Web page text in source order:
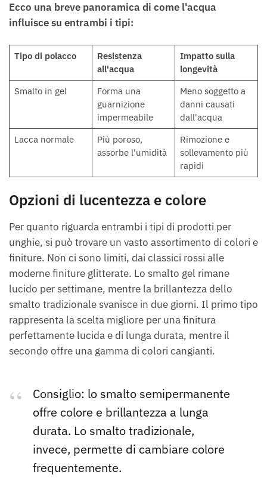
Ecco una breve panoramica di come l'acqua
influisce su entrambi i tipi:
Tipo di polacco
Resistenza
all'acqua
Impatto sulla
longevità
Smalto in gel
Forma una
guarnizione
impermeabile
Meno soggetto a
danni causati
dall'acqua
Lacca normale
Più poroso,
assorbe l'umidità
Rimozione e
sollevamento più
rapidi
Opzioni di lucentezza e colore
Per quanto riguarda entrambi i tipi di prodotti per
unghie, si può trovare un vasto assortimento di colori e
finiture. Non ci sono limiti, dai classici rossi alle
moderne finiture glitterate. Lo smalto gel rimane
lucido per settimane, mentre la brillantezza dello
smalto tradizionale svanisce in due giorni. Il primo tipo
rappresenta la scelta migliore per una finitura
perfettamente lucida e di lunga durata, mentre il
secondo offre una gamma di colori cangianti.
Consiglio: lo smalto semipermanente
offre colore e brillantezza a lunga
durata. Lo smalto tradizionale,
invece, permette di cambiare colore
frequentemente.